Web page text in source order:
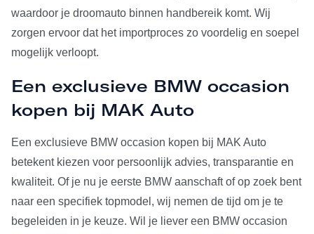
waardoor je droomauto binnen handbereik komt. Wij
zorgen ervoor dat het importproces zo voordelig en soepel
mogelijk verloopt.
Een exclusieve BMW occasion
kopen bij MAK Auto
Een exclusieve BMW occasion kopen bij MAK Auto
betekent kiezen voor persoonlijk advies, transparantie en
kwaliteit. Of je nu je eerste BMW aanschaft of op zoek bent
naar een specifiek topmodel, wij nemen de tijd om je te
begeleiden in je keuze. Wil je liever een BMW occasion